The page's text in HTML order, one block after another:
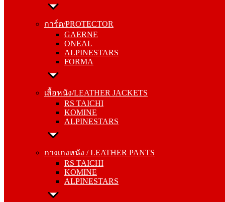
การ์ด/PROTECTOR
GAERNE
ONEAL
ALPINESTARS
FORMA
เสื้อหนัง/LEATHER JACKETS
RS TAICHI
KOMINE
ALPINESTARS
กางเกงหนัง / LEATHER PANTS
RS TAICHI
KOMINE
ALPINESTARS
การ์ด/PROTECTOR
ONEAL
ALPINESTARS
FORMA
เสื้อหนัง/LEATHER JACKETS
KOMINE
ALPINESTARS
กางเกงหนัง / LEATHER PANTS
KOMINE
ALPINESTARS
กระเป๋า